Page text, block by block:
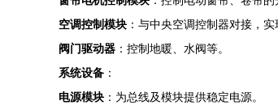
空调控制模块 ：与中央空调控制器对接，实
阀门驱动器 ：控制地暖、水阀等。
系统设备 ：
电源模块 ：为总线及模块提供稳定电源。